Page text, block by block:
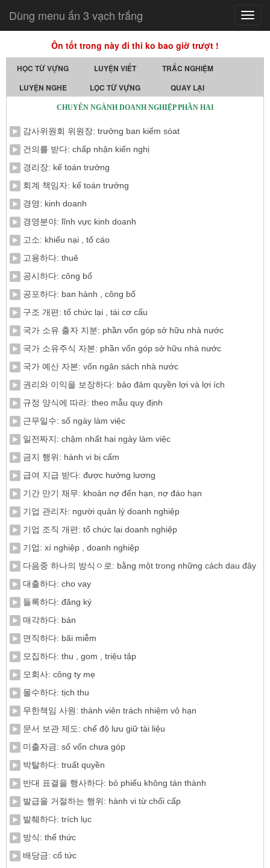
Dùng menu ấn 3 vạch trắng
Ôn tốt trong này đi thi ko bao giờ trượt !
HỌC TỪ VỰNG LUYỆN VIẾT
TRẮC NGHIỆM
LUYỆN NGHE
LỌC TỪ VỰNG QUAY LẠI
CHUYÊN NGÀNH DOANH NGHIỆP PHẦN HAI
감사위원회 위원장: trưởng ban kiểm sóat
건의를 받다: chấp nhận kiến nghị
경리장: kế toán trưởng
회계 책임자: kế toán trưởng
경영: kinh doanh
경영분야: lĩnh vực kinh doanh
고소: khiếu nại , tố cáo
고용하다: thuê
공시하다: công bố
공포하다: ban hành , công bố
구조 개편: tố chức lại , tái cơ cấu
국가 소유 출자 지분: phần vốn góp sở hữu nhà nước
국가 소유주식 자본: phần vốn góp sở hữu nhà nước
국가 예산 자본: vốn ngân sách nhà nước
권리와 이익을 보장하다: bảo đảm quyền lợi và lợi ích
규정 양식에 따라: theo mẫu quy định
근무일수: số ngày làm việc
일전짜지: chậm nhất hai ngày làm việc
금지 행위: hành vi bị cấm
급여 지급 받다: được hưởng lương
기간 만기 채무: khoản nợ đến hạn, nợ đáo hạn
기업 관리자: người quản lý doanh nghiệp
기업 조직 개편: tổ chức lại doanh nghiệp
기업: xí nghiệp , doanh nghiệp
다음중 하나의 방식ㅇ로: bằng một trong những cách dau đây
대출하다: cho vay
들록하다: đăng ký
매각하다: bán
면직하다: bãi miễm
모집하다: thu , gom , triệu tập
모회사: công ty mẹ
몰수하다: tịch thu
무한책임 사원: thành viên trách nhiệm vô hạn
문서 보관 제도: chế độ lưu giữ tài liệu
미출자금: số vốn chưa góp
박탈하다: truất quyền
반대 표결을 행사하다: bỏ phiếu không tán thành
발급을 거절하는 행위: hành vi từ chối cấp
발췌하다: trích lục
방식: thể thức
배당금: cổ tức